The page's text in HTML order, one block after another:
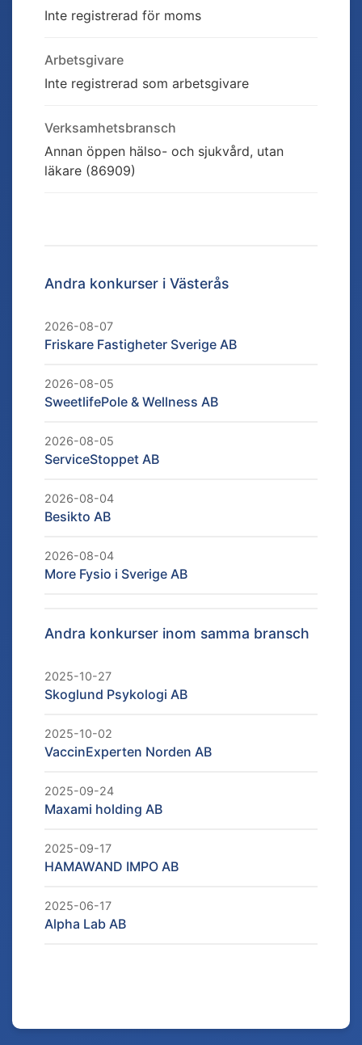
Inte registrerad för moms
Arbetsgivare
Inte registrerad som arbetsgivare
Verksamhetsbransch
Annan öppen hälso- och sjukvård, utan
läkare (86909)
Andra konkurser i Västerås
2026-08-07
Friskare Fastigheter Sverige AB
2026-08-05
SweetlifePole & Wellness AB
2026-08-05
ServiceStoppet AB
2026-08-04
Besikto AB
2026-08-04
More Fysio i Sverige AB
Andra konkurser inom samma bransch
2025-10-27
Skoglund Psykologi AB
2025-10-02
VaccinExperten Norden AB
2025-09-24
Maxami holding AB
2025-09-17
HAMAWAND IMPO AB
2025-06-17
Alpha Lab AB